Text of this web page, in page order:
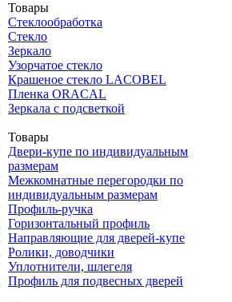
Товары
Стеклообработка
Стекло
Зеркало
Узорчатое стекло
Крашеное стекло LACOBEL
Пленка ORACAL
Зеркала с подсветкой
Товары
Двери-купе по индивидуальным
размерам
Межкомнатные перегородки по
индивидуальным размерам
Профиль-ручка
Горизонтальный профиль
Направляющие для дверей-купе
Ролики, доводчики
Уплотнители, шлегеля
Профиль для подвесных дверей